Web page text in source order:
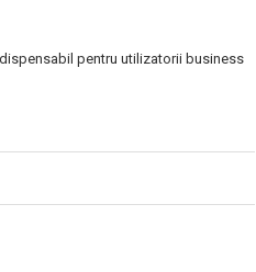
pentru utilizatorii business